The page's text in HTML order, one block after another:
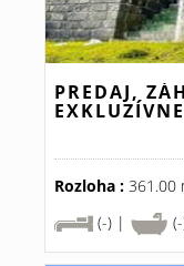
PREDAJ,
Rozloha : 361.00
(-) |